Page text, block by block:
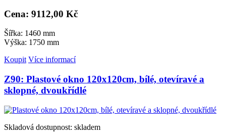
Cena: 9112,00 Kč
Šířka: 1460 mm
Výška: 1750 mm
Koupit Více informací
Z90: Plastové okno 120x120cm, bílé, otevíravé a
sklopné, dvoukřídlé
Skladová dostupnost: skladem